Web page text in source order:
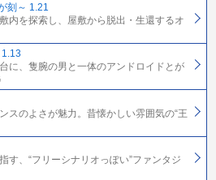
刻～ 1.21
内を探索し、屋敷から脱出・生還するオ
に、隻腕の男と一体のアンドロイドとが
スのよさが魅力。昔懐かしい雰囲気の“王
す、“フリーシナリオっぽい”ファンタジ